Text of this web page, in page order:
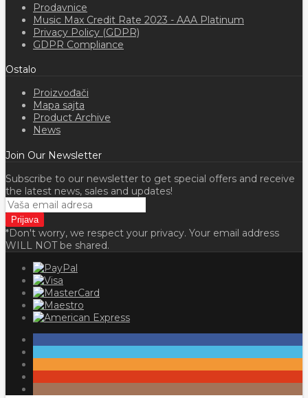
Prodavnice
Music Max Credit Rate 2023 - AAA Platinum
Privacy Policy (GDPR)
GDPR Compliance
Ostalo
Proizvođači
Mapa sajta
Product Archive
News
Join Our Newsletter
Subscribe to our newsletter to get special offers and receive
the latest news, sales and updates!
*Don't worry, we respect your privacy. Your email address
WILL NOT be shared.